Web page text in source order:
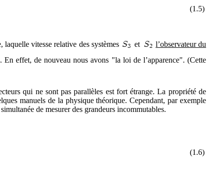
(1.5)
vitesse relative des systèmes et
l’observateur du
effet, de nouveau nous avons "la loi de l’apparence". (Cette
qui ne sont pas parallèles est fort étrange. La propriété de
manuels de la physique théorique. Cependant, par exemple
de mesurer des grandeurs incommutables.
(1.6)